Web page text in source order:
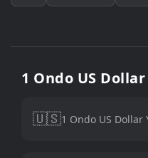
1 Ondo US
🇺🇸1 Ondo US Dollar